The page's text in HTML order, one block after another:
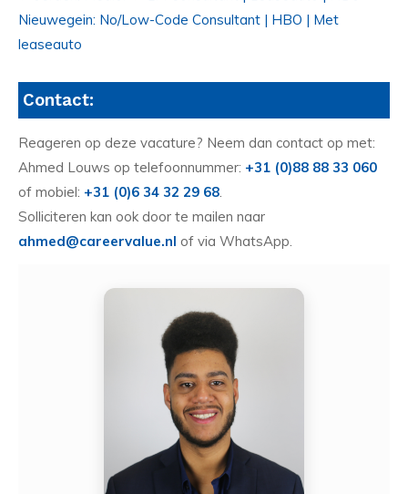
Nieuwegein: No/Low-Code Consultant | HBO | Met
leaseauto
Contact:
Reageren op deze vacature? Neem dan contact op met:
Ahmed Louws op telefoonnummer: +31 (0)88 88 33 060
of mobiel: +31 (0)6 34 32 29 68
Solliciteren kan ook door te mailen naar
ahmed@careervalue.nl of via WhatsApp.